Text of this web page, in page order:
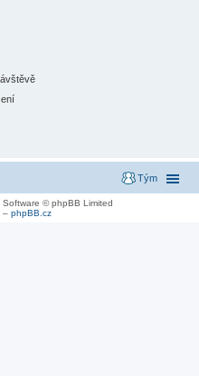
Tým
Software © phpBB Limited
– phpBB.cz